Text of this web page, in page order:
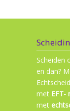
Scheiden
en dan?
met EFT-
met